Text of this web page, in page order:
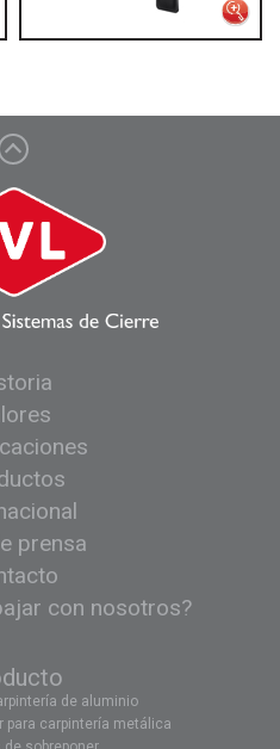
prensa
con nosotros?
de aluminio
para carpintería metálica